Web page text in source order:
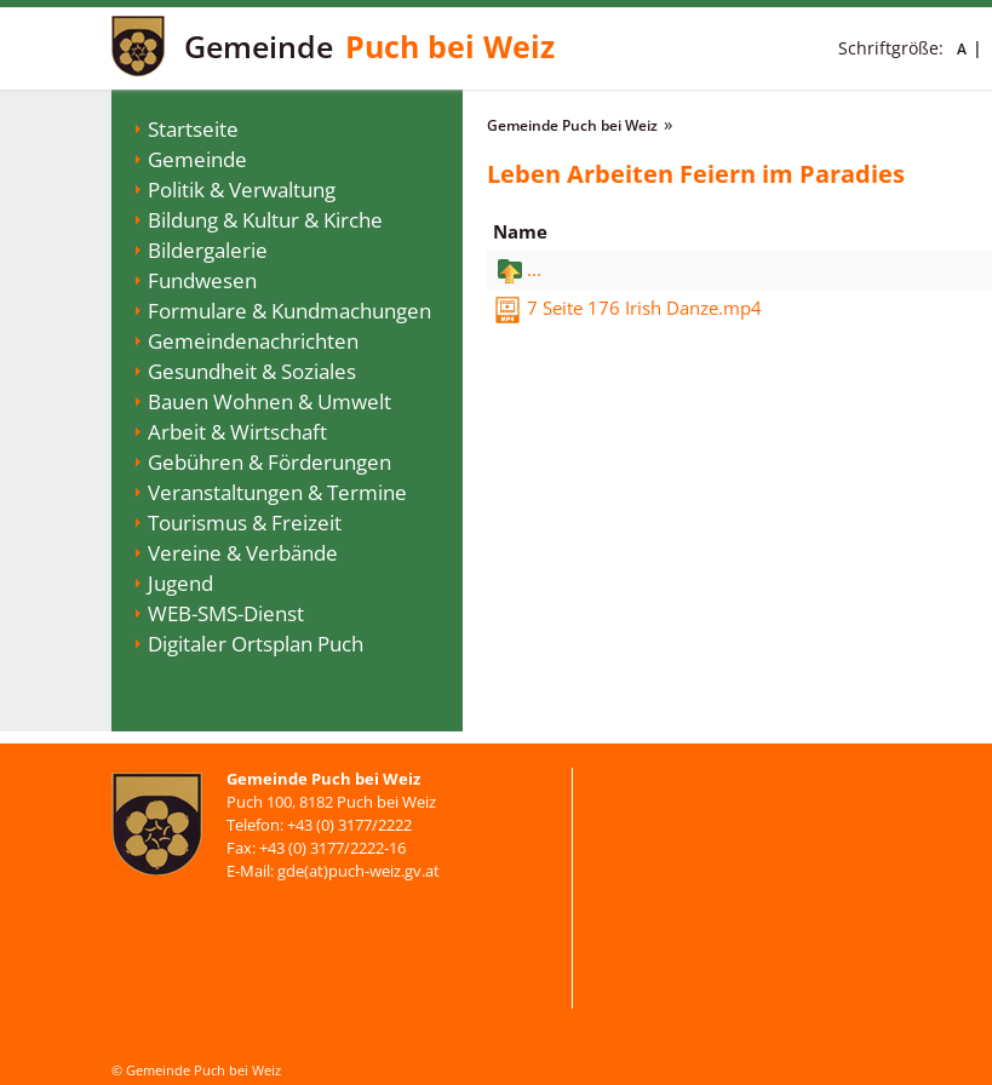
Gemeinde Puch bei Weiz Schriftgröße: A
Startseite
Gemeinde
Politik & Verwaltung
Bildung & Kultur & Kirche
Bildergalerie
Fundwesen
Formulare & Kundmachungen
Gemeindenachrichten
Gesundheit & Soziales
Bauen Wohnen & Umwelt
Arbeit & Wirtschaft
Gebühren & Förderungen
Veranstaltungen & Termine
Tourismus & Freizeit
Vereine & Verbände
Jugend
WEB-SMS-Dienst
Digitaler Ortsplan Puch
Gemeinde Puch bei Weiz
Leben Arbeiten Feiern im Paradies
Name
...
7 Seite 176 Irish Danze.mp4
Gemeinde Puch bei Weiz
Puch 100, 8182 Puch bei Weiz
Telefon: +43 (0) 3177/2222
Fax: +43 (0) 3177/2222-16
E-Mail: gde(at)puch-weiz.gv.at
© Gemeinde Puch bei Weiz